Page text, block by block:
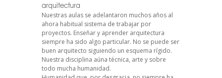
arquitectura
Nuestras aulas se adelantaron muchos años al
ahora habitual sistema de trabajar por
proyectos. Enseñar y aprender arquitectura
siempre ha sido algo particular. No se puede ser
buen arquitecto siguiendo un esquema rígido.
Nuestra disciplina aúna técnica, arte y sobre
todo mucha humanidad.